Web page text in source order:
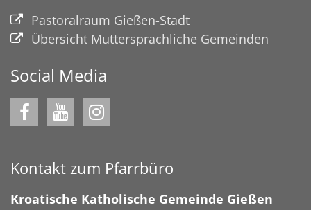
Pastoralraum Gießen-Stadt
Übersicht Muttersprachliche Gemeinden
Social Media
Kontakt zum Pfarrbüro
Kroatische Katholische Gemeinde Gießen